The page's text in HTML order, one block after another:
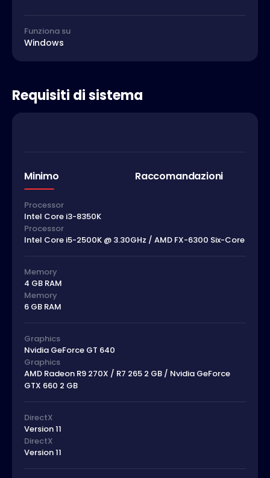
Funziona su
Windows
Requisiti di sistema
Minimo Raccomandazioni
Processor
Intel Core i3-8350K
Processor
Intel Core i5-2500K @ 3.30GHz / AMD FX-6300 Six-Core
Memory
4 GB RAM
Memory
6 GB RAM
Graphics
Nvidia GeForce GT 640
Graphics
AMD Radeon R9 270X / R7 265 2 GB / Nvidia GeForce
GTX 660 2 GB
DirectX
Version 11
DirectX
Version 11